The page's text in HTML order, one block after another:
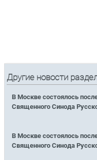
Другие новости
В Москве состоялось
Священного Синода
В Москве состоялось
Священного Синода